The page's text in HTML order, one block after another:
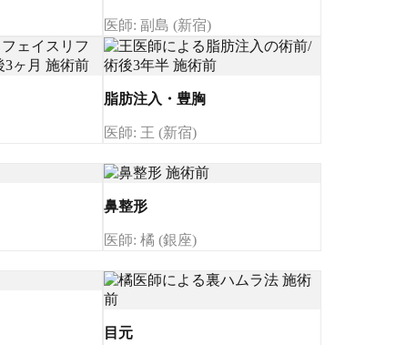
医師: 副島 (新宿)
脂肪注入・豊胸
医師: 王 (新宿)
鼻整形
医師: 橘 (銀座)
目元